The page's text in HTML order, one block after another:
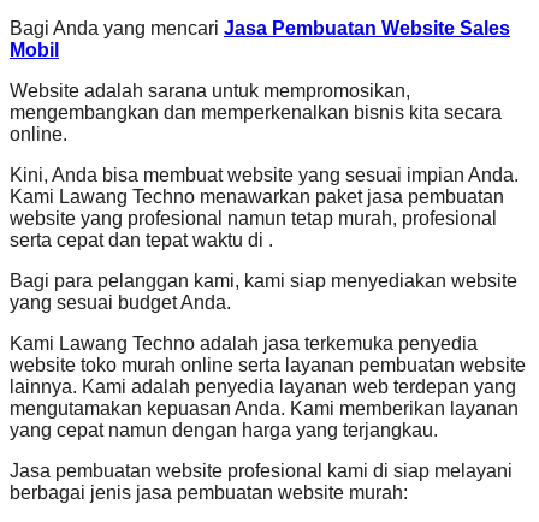
Bagi Anda yang mencari Jasa Pembuatan Website Sales
Mobil
Website adalah sarana untuk mempromosikan,
mengembangkan dan memperkenalkan bisnis kita secara
online.
Kini, Anda bisa membuat website yang sesuai impian Anda.
Kami Lawang Techno menawarkan paket jasa pembuatan
website yang profesional namun tetap murah, profesional
serta cepat dan tepat waktu di .
Bagi para pelanggan kami, kami siap menyediakan website
yang sesuai budget Anda.
Kami Lawang Techno adalah jasa terkemuka penyedia
website toko murah online serta layanan pembuatan website
lainnya. Kami adalah penyedia layanan web terdepan yang
mengutamakan kepuasan Anda. Kami memberikan layanan
yang cepat namun dengan harga yang terjangkau.
Jasa pembuatan website profesional kami di siap melayani
berbagai jenis jasa pembuatan website murah: